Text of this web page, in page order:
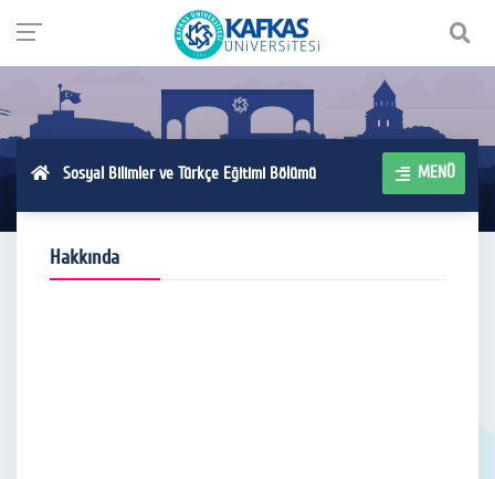
Sosyal Bilimler ve Türkçe Eğitimi Bölümü MENÜ
Hakkında